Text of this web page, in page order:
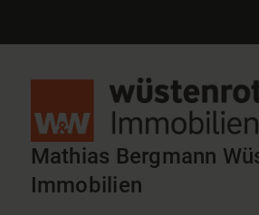
Mathias Bergmann
Immobilien